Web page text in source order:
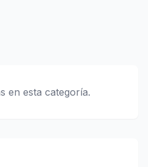
en esta categoría.